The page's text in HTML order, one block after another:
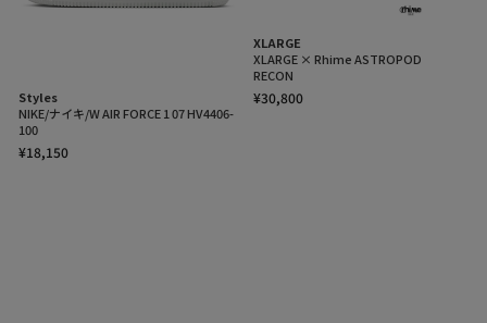
Styles
NIKE/ナイキ/W AIR FORCE 1 07 HV4406-
100
¥18,150
XLARGE
XLARGE × Rhime ASTROPOD
RECON
¥30,800